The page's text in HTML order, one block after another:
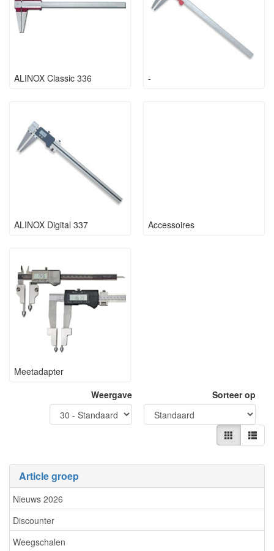
Article groep
Nieuws 2026
Discounter
Weegschalen
ALINOX Classic 336 -
ALINOX Digital 337 Accessoires
Meetadapter
Weergave
Sorteer op